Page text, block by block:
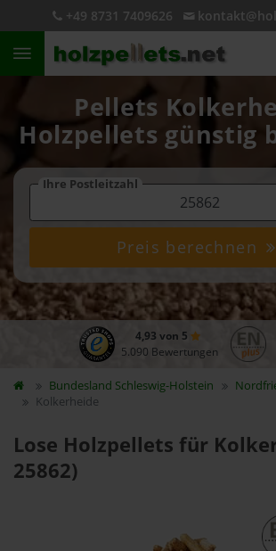
+49 8731 7409626
Pellets
Holzpellets günstig
Ihre Postleitzahl
Preis berechnen
4,93 von 5
5.090 Bewertungen
Bundesland Schleswig-Holstein
Kolkerheide
Lose Holzpellets für
25862)